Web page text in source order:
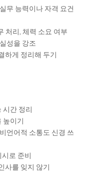
무 능력이나 자격 요건
처리, 체력 소요 여부
성을 강조
하게 정리해 두기
시간 정리
높이기
언어적 소통도 신경 쓰
로 준비
사를 잊지 않기